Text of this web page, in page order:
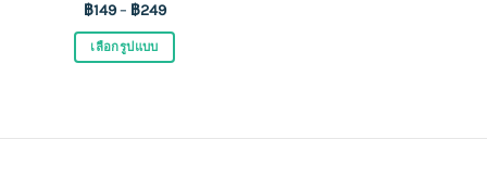
฿149– ฿249
เลือกรูปแบบ
multiple